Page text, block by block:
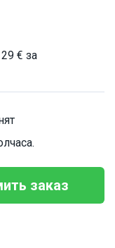
€ за
заказ